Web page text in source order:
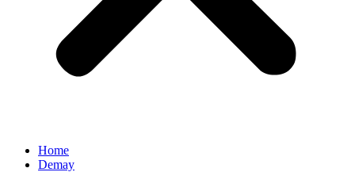
Home
Demay